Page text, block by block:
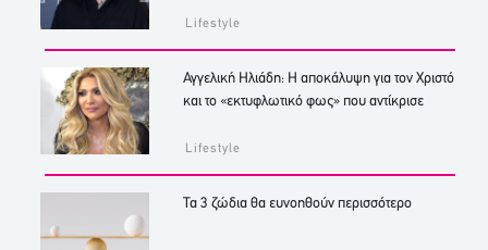
Lifestyle
Αγγελική Ηλιάδη: Η αποκάλυψη για τον Χριστό
και το «εκτυφλωτικό φως» που αντίκρισε
Lifestyle
Τα 3 ζώδια θα ευνοηθούν περισσότερο